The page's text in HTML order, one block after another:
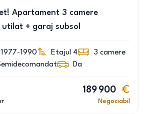
Apartament 3 camere
+ garaj subsol
1977-1990 Etajul 4 3 camere
Da
189 900
Negociabil